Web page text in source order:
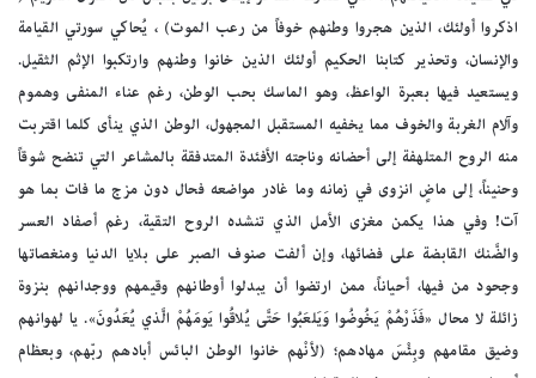
اذكروا أولئك، الذين هجروا وطنهم خوفاً من رعب الموت) ، يُحاكي سورتي القيامة
والإنسان، وتحذير كتابنا الحكيم أولئك الذين خانوا وطنهم وارتكبوا الإثم الثقيل.
ويستعيد فيها بعبرة الواعظ، وهو الماسك بحب الوطن، رغم عناء المنفى وهموم
وآلام الغربة والخوف مما يخفيه المستقبل المجهول، الوطن الذي ينأى كلما اقتربت
منه الروح المتلهفة إلى أحضانه وناجته الأفئدة المتدفقة بالمشاعر التي تنضح شوقاً
وحنيناً، إلى ماضٍ انزوى في زمانه وما غادر مواضعه فحال دون مزج ما فات بما هو
آت! وفي هذا يكمن مغزى الأمل الذي تنشده الروح التقية، رغم أصفاد العسر
والضَّنك القابضة على فضائها، وإن ألفت صنوف الصبر على بلايا الدنيا ومنغصاتها
وجحود من فيها، أحياناً، ممن ارتضوا أن يبدلوا أوطانهم وقيمهم ووجدانهم بنزوة
زائلة لا محال «فَذَرْهُمْ يَخُوضُوا وَيَلعَبُوا حَتَّى يُلاقُوا يَومَهُمْ الَّذي يُعَدُونَ». يا لهوانهم
وضيق مقامهم وبِئْسَ مهادهم؛ (لأنْهم خانوا الوطن البائس أبادهم ربّهم، وبعظام